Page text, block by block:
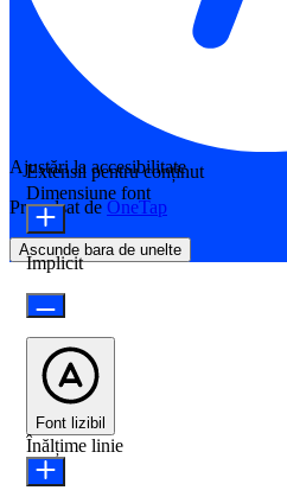
Ajustări la accesibilitate
Propulsat de OneTap
Ascunde bara de unelte
Extensii pentru conținut
Dimensiune font
Implicit
Font lizibil
Înălțime linie